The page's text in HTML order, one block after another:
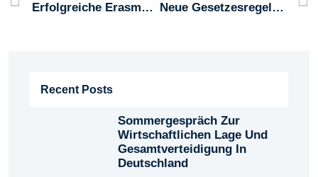
Erfolgreiche Erasmus+ Praxis: Kroatische Gesundheitsschüler Sammeln Berufserfahrung In Frankfurt Neue Gesetzesregelung In Kroatien: Legalisation Von Immobilien Nach 21. Juni 2011 Nicht Mehr Möglich
Recent Posts
Sommergespräch Zur
Wirtschaftlichen Lage Und
Gesamtverteidigung In
Deutschland